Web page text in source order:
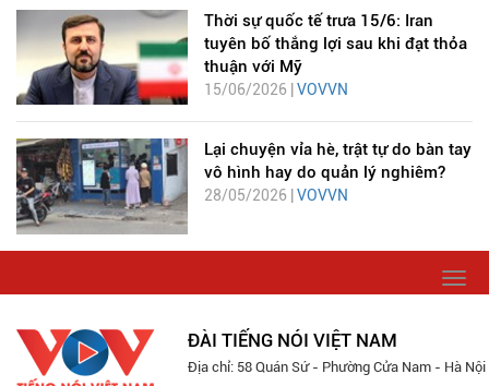
Thời sự quốc tế trưa 15/6: Iran
tuyên bố thắng lợi sau khi đạt thỏa
thuận với Mỹ
15/06/2026 | VOVVN
Lại chuyện vỉa hè, trật tự do bàn tay
vô hình hay do quản lý nghiêm?
28/05/2026 | VOVVN
ĐÀI TIẾNG NÓI VIỆT NAM
Địa chỉ: 58 Quán Sứ - Phường Cửa Nam - Hà Nội